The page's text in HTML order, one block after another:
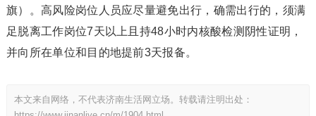
旗）。高风险岗位人员应尽量避免出行，确需出行的，须满
足脱离工作岗位7天以上且持48小时内核酸检测阴性证明，
并向所在单位和目的地提前3天报备。
本文来自网络，不代表济南生活网立场。转载请注明出处：